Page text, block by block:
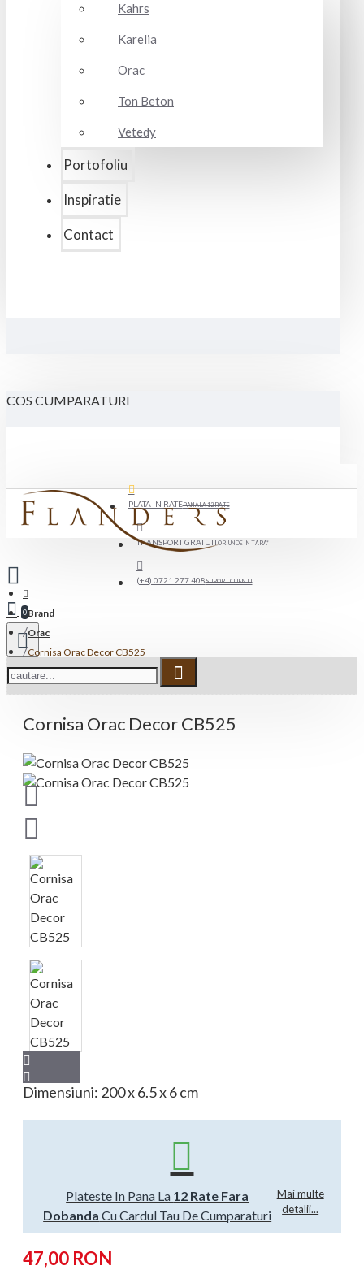
Kahrs
Karelia
Orac
Ton Beton
Vetedy
Portofoliu
Inspiratie
Contact
COS CUMPARATURI
PLATA IN RATEPANA LA 12 RATE
TRANSPORT GRATUITORIUNDE IN TARA*
(+4) 0721 277 408SUPORT CLIENTI
0Brand
Orac
Cornisa Orac Decor CB525
Cornisa Orac Decor CB525
Dimensiuni: 200 x 6.5 x 6 cm
Plateste In Pana La 12 Rate Fara
Dobanda Cu Cardul Tau De Cumparaturi
Mai multe
detalii...
47,00 RON